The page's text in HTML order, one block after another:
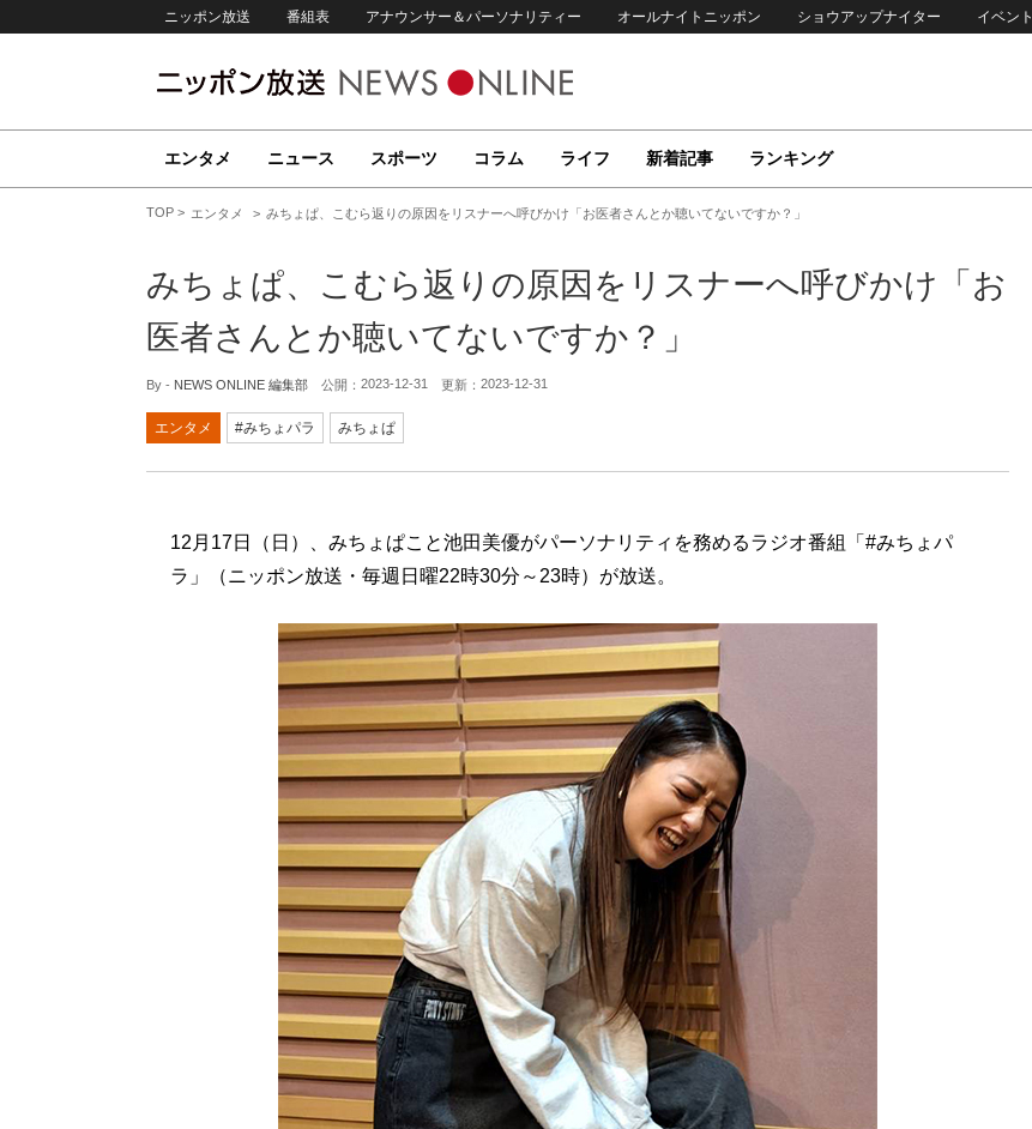
ニッポン放送 番組表 アナウンサー＆パーソナリティー オールナイトニッポン ショウアップナイター イベント
エンタメ ニュース スポーツ コラム ライフ 新着記事 ランキング
TOP エンタメ みちょぱ、こむら返りの原因をリスナーへ呼びかけ「お医者さんとか聴いてないですか？」
みちょぱ、こむら返りの原因をリスナーへ呼びかけ「お
医者さんとか聴いてないですか？」
By - NEWS ONLINE 編集部 公開： 2023-12-31 更新： 2023-12-31
エンタメ #みちょパラ みちょぱ
12月17日（日）、みちょぱこと池田美優がパーソナリティを務めるラジオ番組「#みちょパ
ラ」（ニッポン放送・毎週日曜22時30分～23時）が放送。